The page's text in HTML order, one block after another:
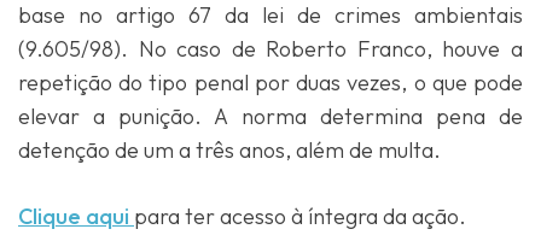
base no artigo 67 da lei de crimes ambientais
(9.605/98). No caso de Roberto Franco, houve a
repetição do tipo penal por duas vezes, o que pode
elevar a punição. A norma determina pena de
detenção de um a três anos, além de multa.
Clique aqui para ter acesso à íntegra da ação.